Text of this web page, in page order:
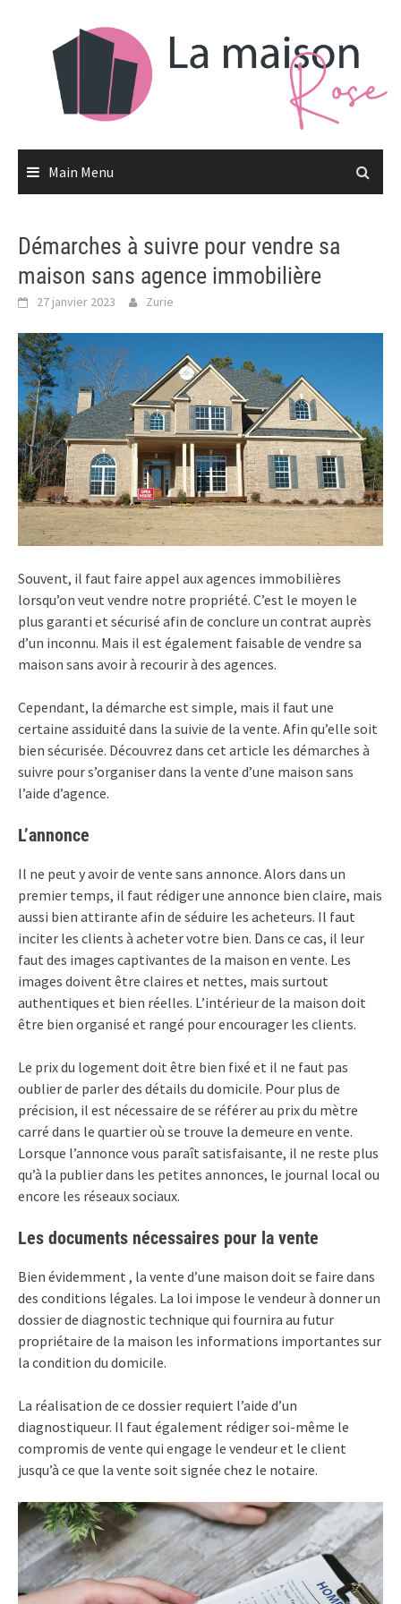
Main Menu
Démarches à suivre pour vendre sa
maison sans agence immobilière
27 janvier 2023 Zurie
Souvent, il faut faire appel aux agences immobilières
lorsqu’on veut vendre notre propriété. C’est le moyen le
plus garanti et sécurisé afin de conclure un contrat auprès
d’un inconnu. Mais il est également faisable de vendre sa
maison sans avoir à recourir à des agences.
Cependant, la démarche est simple, mais il faut une
certaine assiduité dans la suivie de la vente. Afin qu’elle soit
bien sécurisée. Découvrez dans cet article les démarches à
suivre pour s’organiser dans la vente d’une maison sans
l’aide d’agence.
L’annonce
Il ne peut y avoir de vente sans annonce. Alors dans un
premier temps, il faut rédiger une annonce bien claire, mais
aussi bien attirante afin de séduire les acheteurs. Il faut
inciter les clients à acheter votre bien. Dans ce cas, il leur
faut des images captivantes de la maison en vente. Les
images doivent être claires et nettes, mais surtout
authentiques et bien réelles. L’intérieur de la maison doit
être bien organisé et rangé pour encourager les clients.
Le prix du logement doit être bien fixé et il ne faut pas
oublier de parler des détails du domicile. Pour plus de
précision, il est nécessaire de se référer au prix du mètre
carré dans le quartier où se trouve la demeure en vente.
Lorsque l’annonce vous paraît satisfaisante, il ne reste plus
qu’à la publier dans les petites annonces, le journal local ou
encore les réseaux sociaux.
Les documents nécessaires pour la vente
Bien évidemment , la vente d’une maison doit se faire dans
des conditions légales. La loi impose le vendeur à donner un
dossier de diagnostic technique qui fournira au futur
propriétaire de la maison les informations importantes sur
la condition du domicile.
La réalisation de ce dossier requiert l’aide d’un
diagnostiqueur. Il faut également rédiger soi-même le
compromis de vente qui engage le vendeur et le client
jusqu’à ce que la vente soit signée chez le notaire.